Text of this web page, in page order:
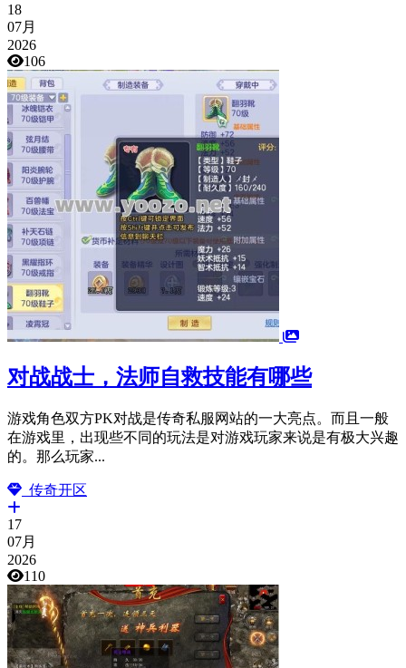
18
07月
2026
106
对战战士，法师自救技能有哪些
游戏角色双方PK对战是传奇私服网站的一大亮点。而且一般
在游戏里，出现些不同的玩法是对游戏玩家来说是有极大兴趣
的。那么玩家...
传奇开区
17
07月
2026
110